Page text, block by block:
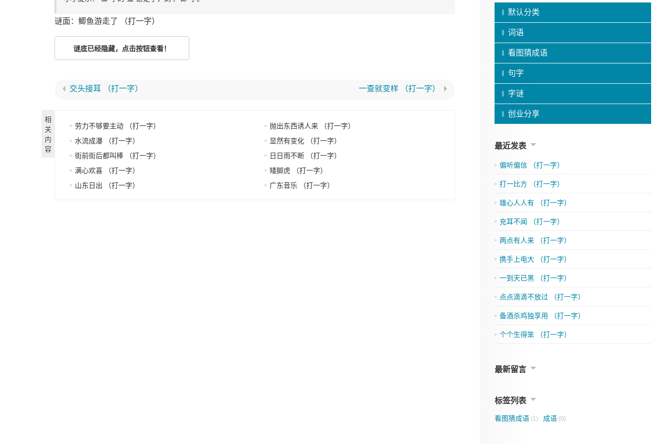
谜面：鲫鱼游走了 （打一字）
谜底已经隐藏，点击按钮查看！
交头接耳 （打一字） 一查就变样 （打一字）
相
关
内
容
劳力不够要主动 （打一字）
抛出东西诱人来 （打一字）
水流成瀑 （打一字）
显然有变化 （打一字）
街前街后都叫棒 （打一字）
日日雨不断 （打一字）
满心欢喜 （打一字）
矮脚虎 （打一字）
山东日出 （打一字）
广东音乐 （打一字）
默认分类
词语
看图猜成语
句字
字谜
创业分享
最近发表
偏听偏信 （打一字）
打一比方 （打一字）
雄心人人有 （打一字）
充耳不闻 （打一字）
两点有人来 （打一字）
携手上电大 （打一字）
一到天已黑 （打一字）
点点滴滴不放过 （打一字）
备酒杀鸡独享用 （打一字）
个个生得笨 （打一字）
最新留言
标签列表
看图猜成语(1) 成语(0)